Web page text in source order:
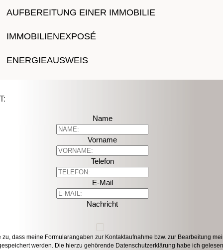
AUFBEREITUNG EINER IMMOBILIE
IMMOBILIENEXPOSÉ
ENERGIEAUSWEIS
Name
Vorname
Telefon
E-Mail
Nachricht
zu, dass meine Formularangaben zur Kontaktaufnahme bzw. zur Bearbeitung
werden. Die hierzu gehörende Datenschutzerklärung habe ich